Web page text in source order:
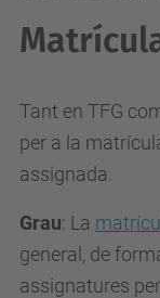
Tant en TFG
per a la
assignada.
Grau: La
general, de
assignatures